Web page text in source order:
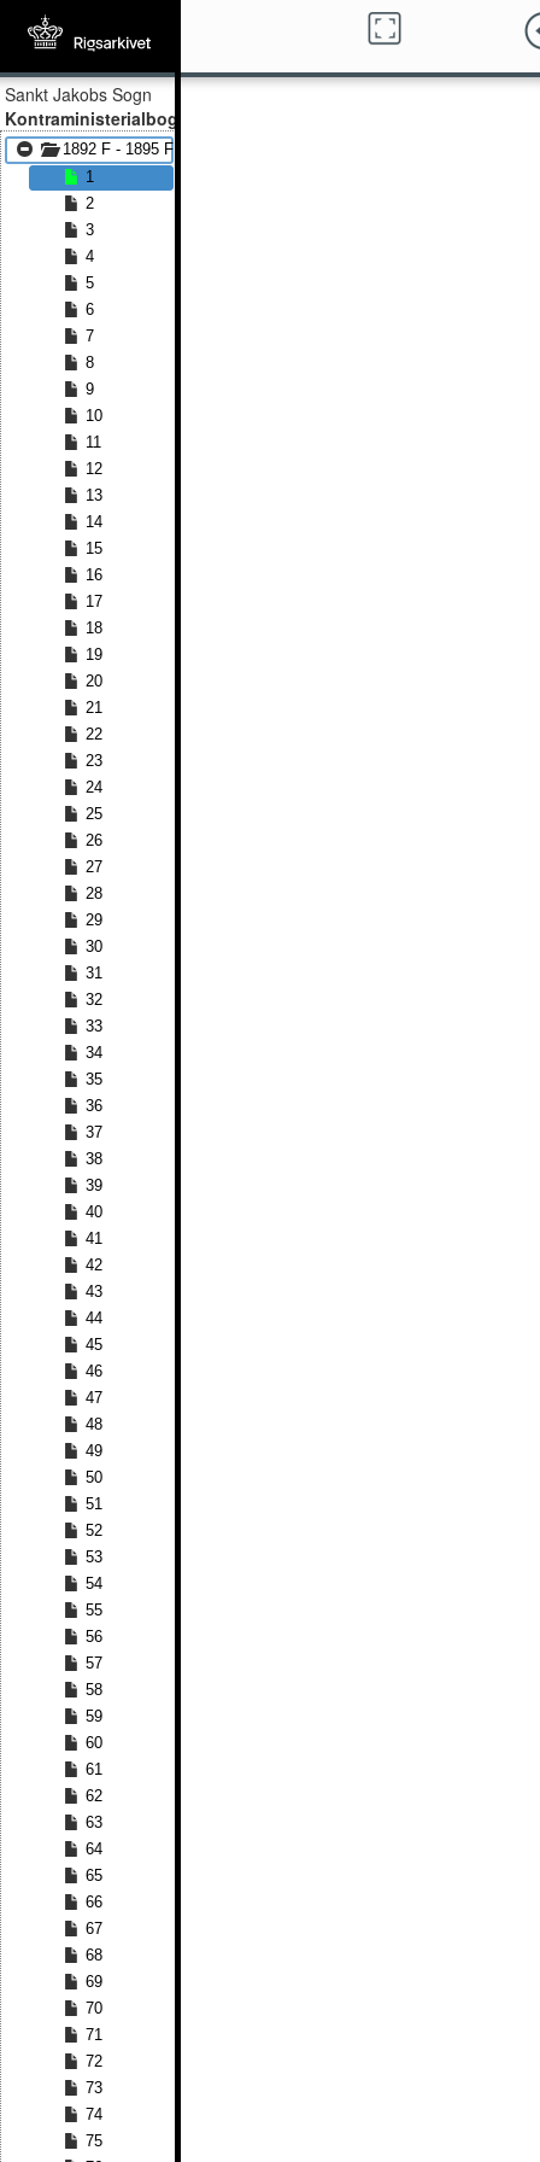
Sankt Jakobs Sogn
Kontraministerialbog
1892 F - 1895 F
1
2
3
4
5
6
7
8
9
10
11
12
13
14
15
16
17
18
19
20
21
22
23
24
25
26
27
28
29
30
31
32
33
34
35
36
37
38
39
40
41
42
43
44
45
46
47
48
49
50
51
52
53
54
55
56
57
58
59
60
61
62
63
64
65
66
67
68
69
70
71
72
73
74
75